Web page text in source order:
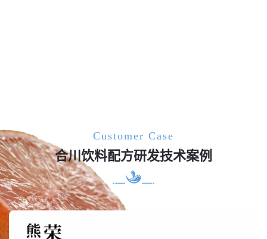
Customer Case
合川饮料配方研发技术案例